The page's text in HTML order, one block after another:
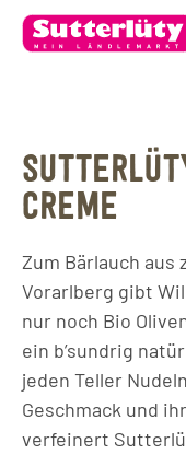
CREME
Zum Bärlauch
Vorarlberg gibt
nur noch Bio
ein b’sundrig
jeden Teller
Geschmack und
verfeinert